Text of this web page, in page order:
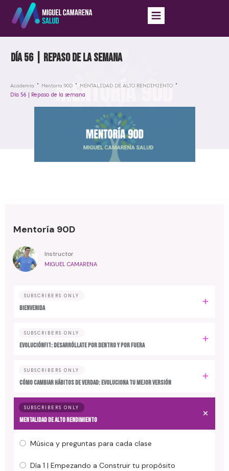
Día 56 | Repaso de la semana
Academia Mentoría 90D MENTALIDAD DE ALTO RENDIMIENTO
Día 56 | Repaso de la semana
Mentoría 90D
Instructor
MIGUEL CAMARENA
SUBSCRIBERS ONLY
BIENVENIDA
SUBSCRIBERS ONLY
EvoluciónFit: desarróllate por dentro y por fuera
SUBSCRIBERS ONLY
Cómo cambiar hábitos de verdad: evoluciona tu mejor versión
SUBSCRIBERS ONLY
MENTALIDAD DE ALTO RENDIMIENTO
Música y preguntas para cada clase
Día 1 | Empezando a Construir tu propósito